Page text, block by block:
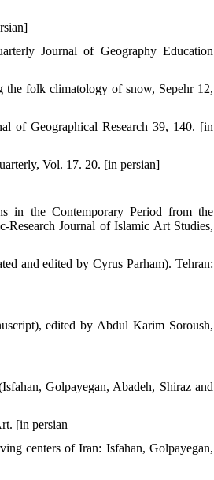
Journal of Geography Education
the folk climatology of snow, Sepehr 12,
of Geographical Research 39, 140. [in
Vol. 17. 20. [in persian]
in the Contemporary Period from the
Journal of Islamic Art Studies,
and edited by Cyrus Parham). Tehran:
edited by Abdul Karim Soroush,
Golpayegan, Abadeh, Shiraz and
[in persian
centers of Iran: Isfahan, Golpayegan,